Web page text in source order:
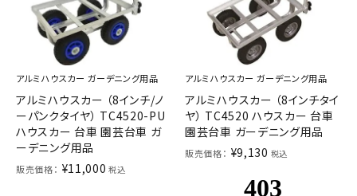
農業機械
農業資材
補修部品
レンタル
アルミハウスカー ガーデニング用品
アルミハウスカー （8インチ/ノ
ーパンクタイヤ） TC4520-PU
ハウスカー 台車 園芸台車 ガ
ーデニング用品
販売価格： ¥11,000 税込
アルミハウスカー ガーデニング用品
アルミハウスカー （8インチタイ
ヤ） TC4520 ハウスカー 台車
園芸台車 ガーデニング用品
販売価格： ¥9,130 税込